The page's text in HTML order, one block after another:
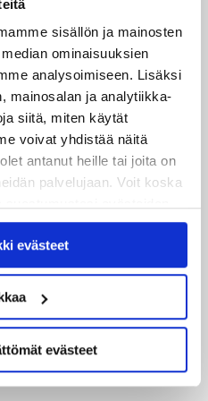
sisällön ja mainosten
ominaisuuksien
analysoimiseen. Lisäksi
mainosalan ja analytiikka-
siitä, miten käytät
voivat yhdistää näitä
antanut heille tai joita on
palvelujaan. Voit koska
.
evästeet
evästeet
on julkaistu!
JYP-hyökkäystä!
– JYPin ja KeuPa HT:n
JYP-puolustukseen